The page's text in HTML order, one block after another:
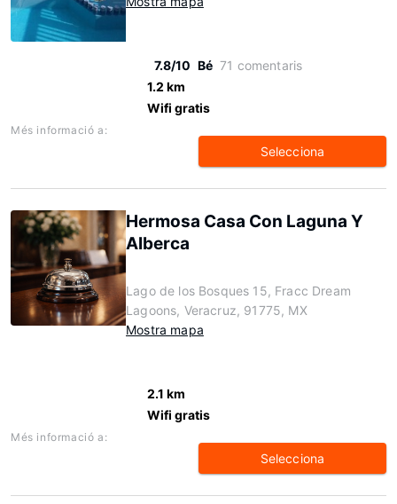
7.8/10 Bé 71 comentaris
1.2 km
Wifi gratis
Més informació a:
Selecciona
Hermosa Casa Con Laguna Y
Alberca
Lago de los Bosques 15, Fracc Dream
Lagoons, Veracruz, 91775, MX
Mostra mapa
2.1 km
Wifi gratis
Més informació a:
Selecciona